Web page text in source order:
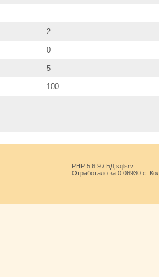
2
0
5
100
PHP 5.6.9 / БД sqlsrv
Отработало за 0.06930 с.